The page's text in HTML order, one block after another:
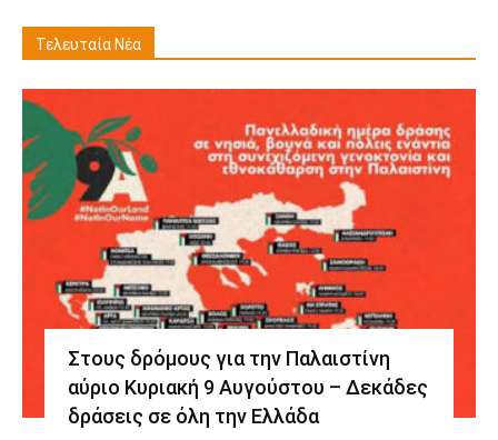
Τελευταία Νέα
Στους δρόμους για την Παλαιστίνη
αύριο Κυριακή 9 Αυγούστου – Δεκάδες
δράσεις σε όλη την Ελλάδα